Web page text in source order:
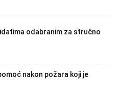
odabranim za stručno
nakon požara koji je